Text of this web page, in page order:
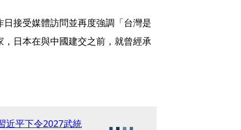
接受媒體訪問並再度強調「台灣是
日本在與中國建交之前，就曾經承
近平下令2027武統